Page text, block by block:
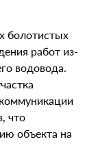
болотистых
работ из-
водовода.
что
объекта на